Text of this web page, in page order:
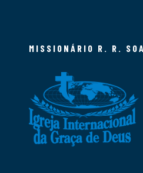
MISSIONÁRIO R. R.